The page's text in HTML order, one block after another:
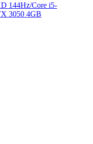
144Hz/Core i5-
3050 4GB